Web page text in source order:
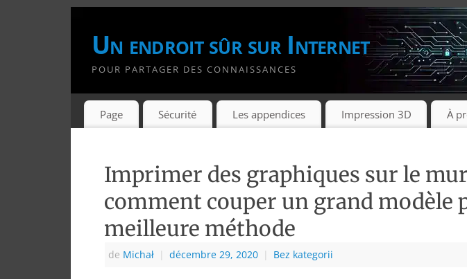
Un endroit sûr sur Internet
POUR PARTAGER DES CONNAISSANCES
Page Sécurité Les appendices Impression 3D À
Imprimer des graphiques sur le
comment couper un grand modèle
meilleure méthode
de Michał | décembre 29, 2020 | Bez kategorii